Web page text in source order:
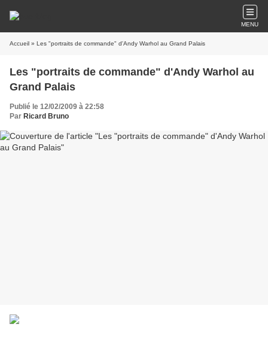
MENU
Accueil » Les "portraits de commande" d'Andy Warhol au Grand Palais
Les "portraits de commande" d'Andy Warhol au
Grand Palais
Publié le 12/02/2009 à 22:58
Par Ricard Bruno